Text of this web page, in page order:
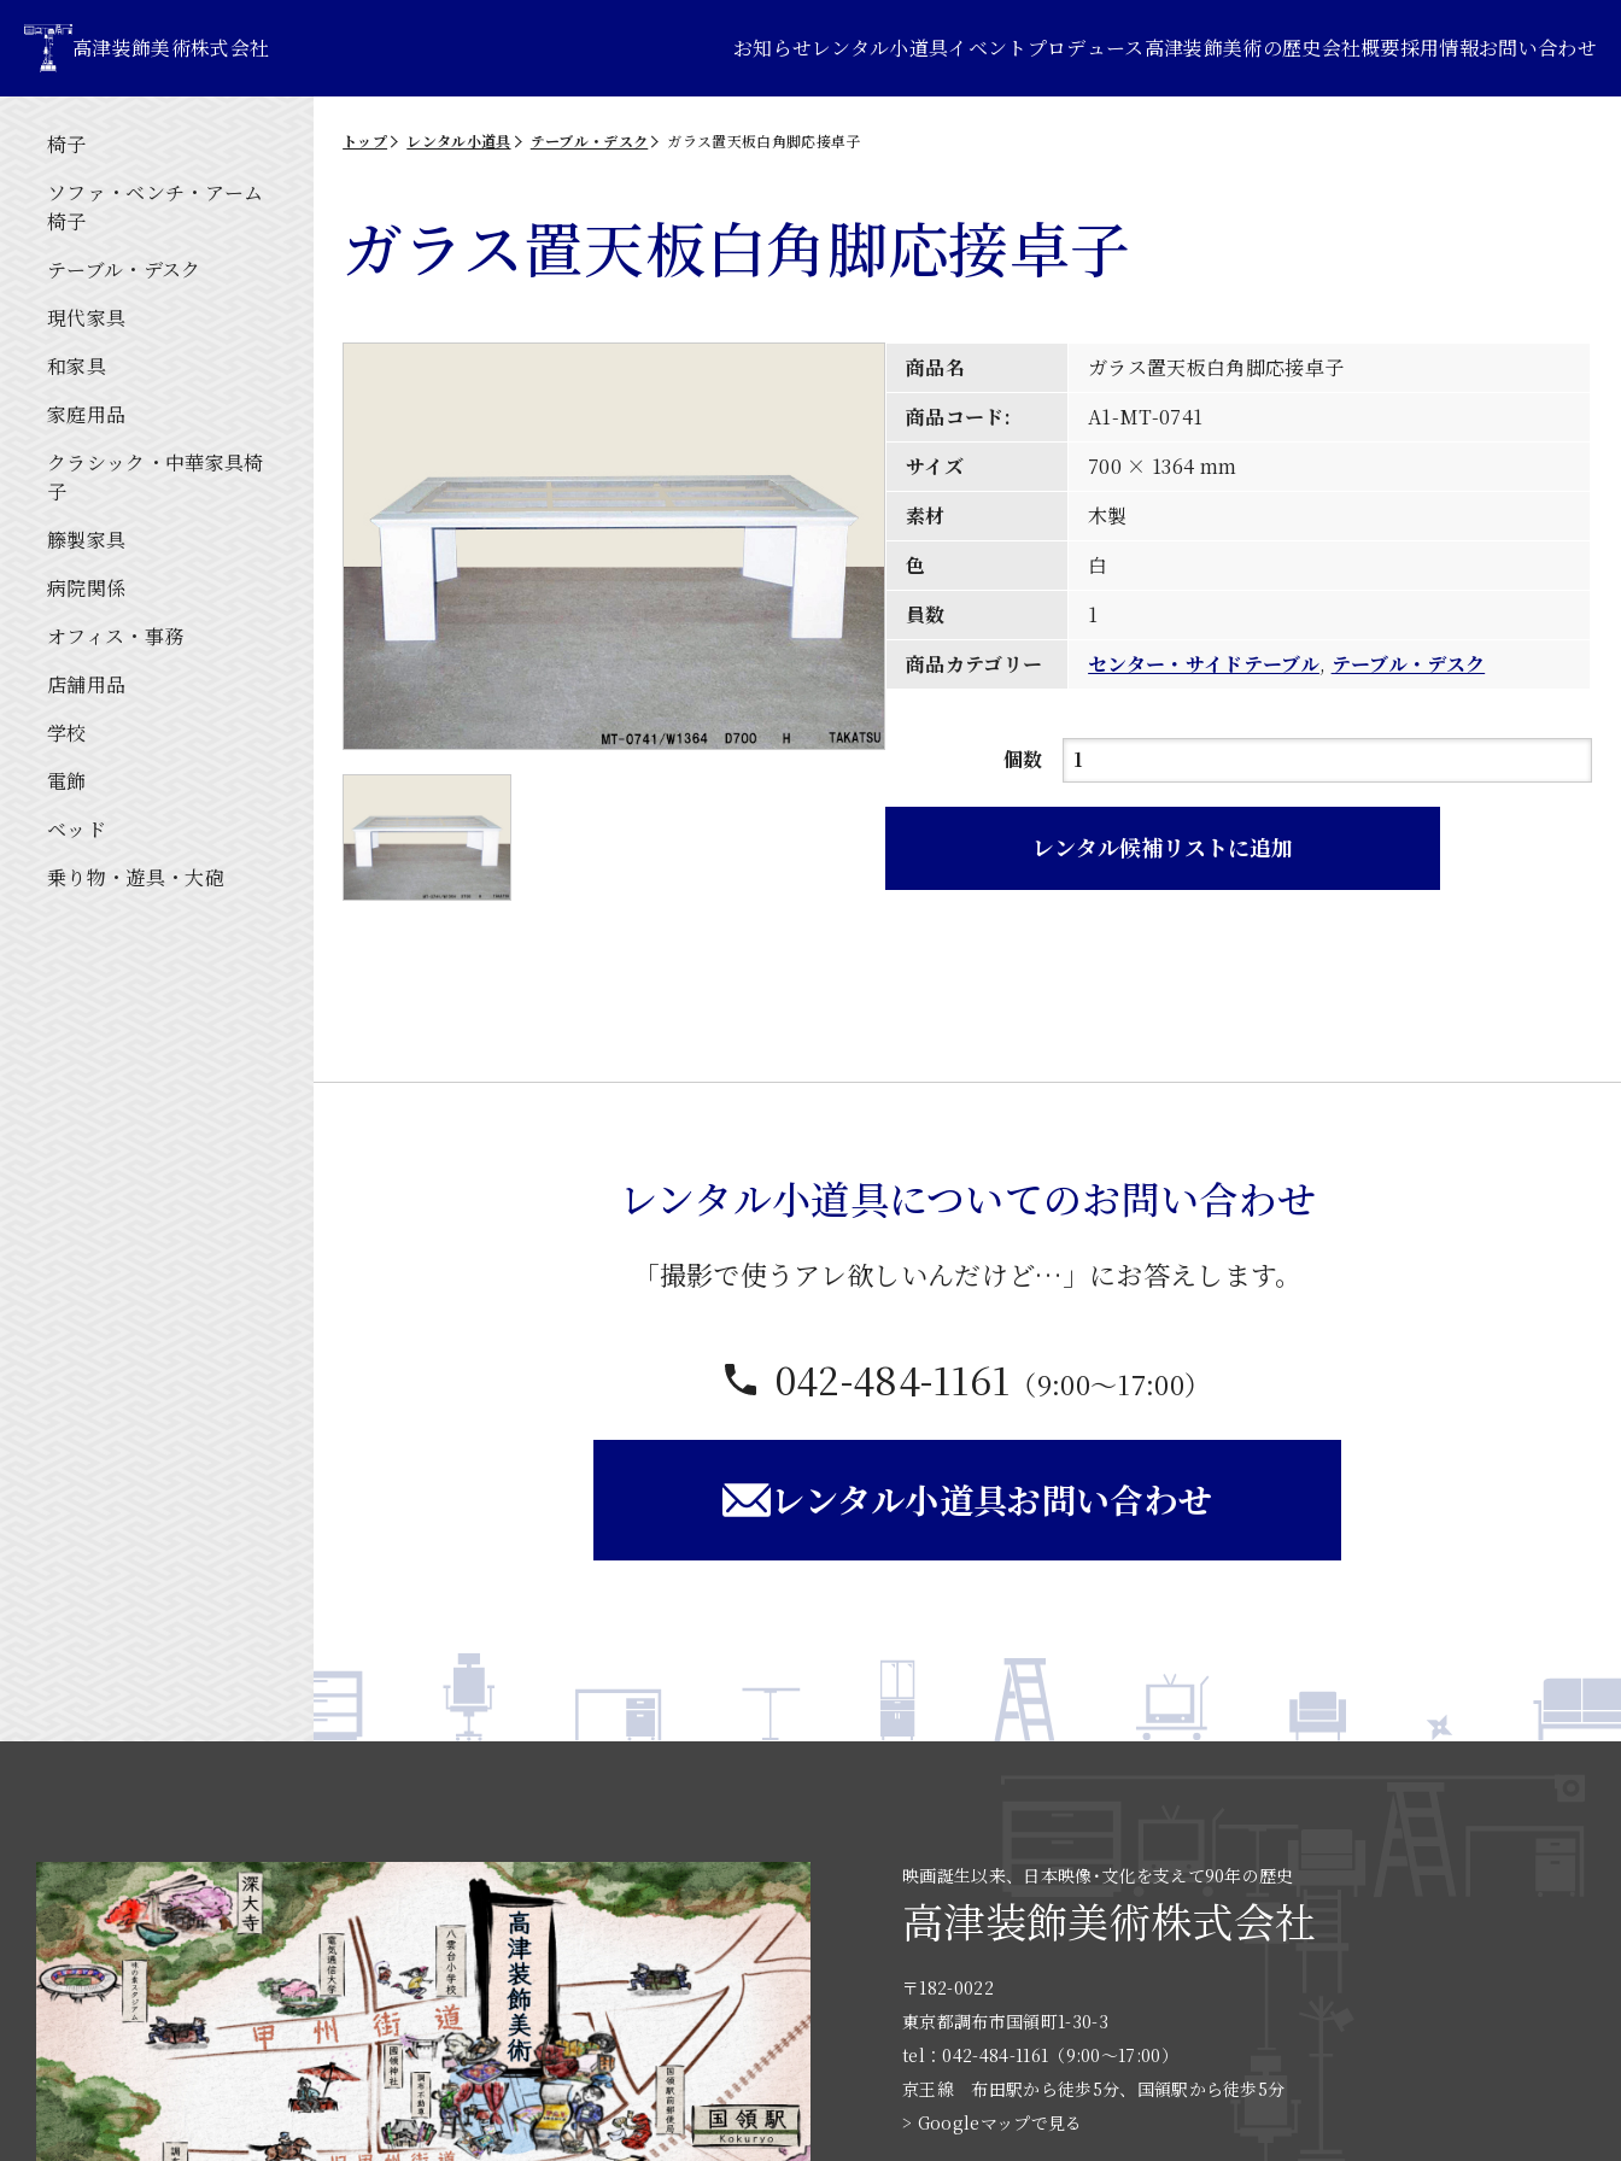
高津装飾美術株式会社 お知らせレンタル小道具イベントプロデュース高津装飾美術の歴史会社概要採用情報お問い合わせ
椅子
ソファ・ベンチ・アーム
椅子
テーブル・デスク
現代家具
和家具
家庭用品
クラシック・中華家具椅
子
籐製家具
病院関係
オフィス・事務
店舗用品
学校
電飾
ベッド
乗り物・遊具・大砲
トップ レンタル小道具 テーブル・デスク ガラス置天板白角脚応接卓子
ガラス置天板白角脚応接卓子
商品名
ガラス置天板白角脚応接卓子
商品コード:
A1-MT-0741
サイズ
700 × 1364 mm
素材
木製
色
白
員数
1
商品カテゴリー
センター・サイドテーブル, テーブル・デスク
個数
ガ
卓
子
レンタル候補リストに追加
レンタル小道具についてのお問い合わせ
「撮影で使うアレ欲しいんだけど…」にお答えします。
042-484-1161 （9:00〜17:00）
レンタル小道具お問い合わせ
映画誕生以来、日本映像･文化を支えて90年の歴史
高津装飾美術株式会社
〒182-0022
東京都調布市国領町1-30-3
tel：042-484-1161（9:00〜17:00）
京王線 布田駅から徒歩5分、国領駅から徒歩5分
> Googleマップで見る